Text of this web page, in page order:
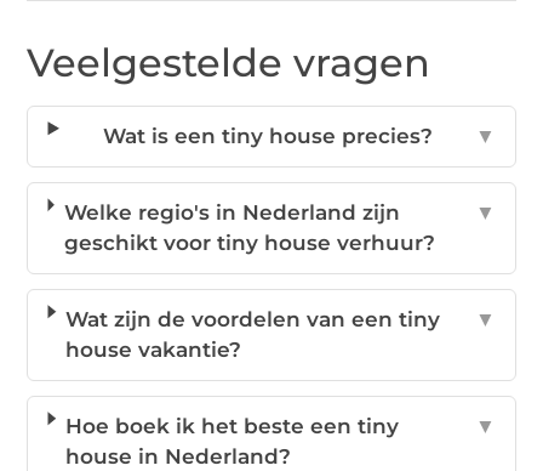
Veelgestelde vragen
Wat is een tiny house precies? ▼
Welke regio's in Nederland zijn
geschikt voor tiny house verhuur?
▼
Wat zijn de voordelen van een tiny
house vakantie?
▼
Hoe boek ik het beste een tiny
house in Nederland?
▼